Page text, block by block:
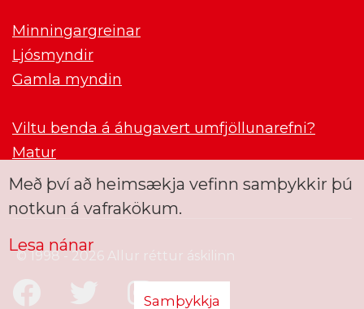
Minningargreinar
Ljósmyndir
Gamla myndin
Viltu benda á áhugavert umfjöllunarefni?
Matur
© 1998 - 2026 Allur réttur áskilinn
Með því að heimsækja vefinn samþykkir þú
notkun á vafrakökum.
Lesa nánar
Samþykkja